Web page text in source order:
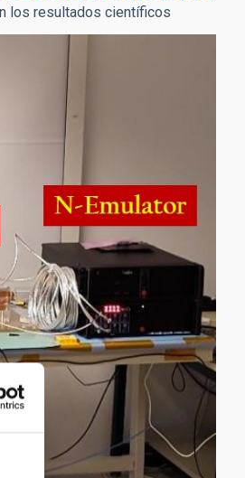
los resultados científicos